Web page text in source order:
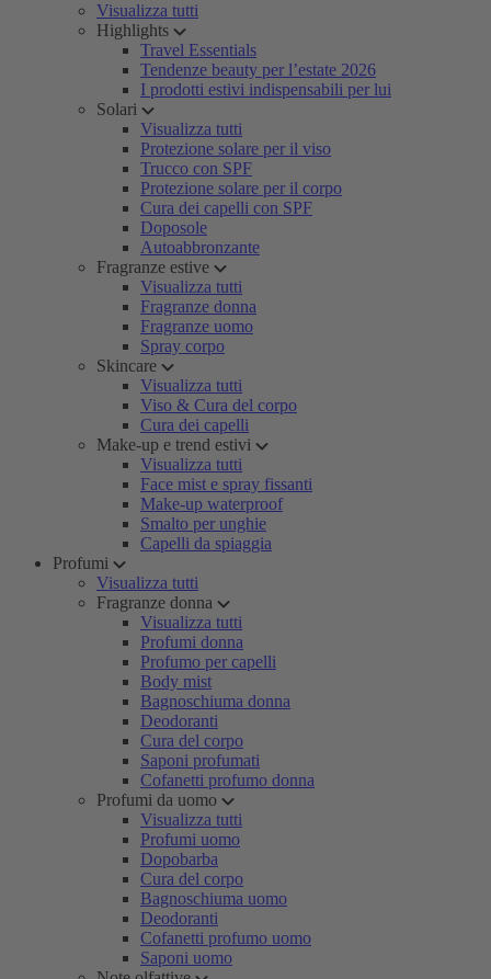
Visualizza tutti
Highlights
Travel Essentials
Tendenze beauty per l’estate 2026
I prodotti estivi indispensabili per lui
Solari
Visualizza tutti
Protezione solare per il viso
Trucco con SPF
Protezione solare per il corpo
Cura dei capelli con SPF
Doposole
Autoabbronzante
Fragranze estive
Visualizza tutti
Fragranze donna
Fragranze uomo
Spray corpo
Skincare
Visualizza tutti
Viso & Cura del corpo
Cura dei capelli
Make-up e trend estivi
Visualizza tutti
Face mist e spray fissanti
Make-up waterproof
Smalto per unghie
Capelli da spiaggia
Profumi
Visualizza tutti
Fragranze donna
Visualizza tutti
Profumi donna
Profumo per capelli
Body mist
Bagnoschiuma donna
Deodoranti
Cura del corpo
Saponi profumati
Cofanetti profumo donna
Profumi da uomo
Visualizza tutti
Profumi uomo
Dopobarba
Cura del corpo
Bagnoschiuma uomo
Deodoranti
Cofanetti profumo uomo
Saponi uomo